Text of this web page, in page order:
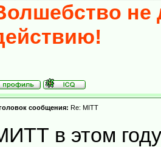
не
сообщения: Re: MITT
в этом